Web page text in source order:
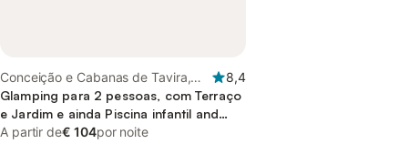
Conceição e Cabanas de Tavira,
Ria Formosa
8,4
Glamping para 2 pessoas, com Terraço
e Jardim e ainda Piscina infantil and
Piscina
A partir de€ 104por noite